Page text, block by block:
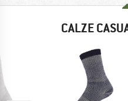
CALZE